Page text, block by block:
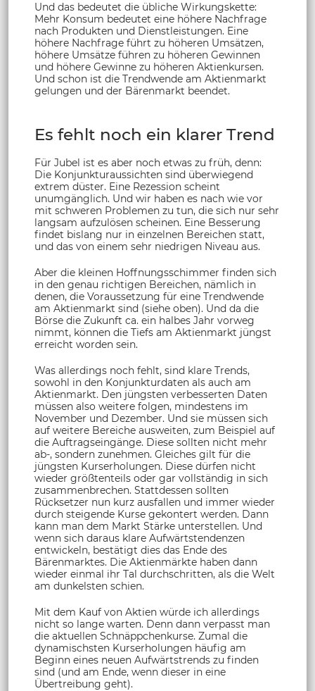
Und das bedeutet die übliche Wirkungskette:
Mehr Konsum bedeutet eine höhere Nachfrage
nach Produkten und Dienstleistungen. Eine
höhere Nachfrage führt zu höheren Umsätzen,
höhere Umsätze führen zu höheren Gewinnen
und höhere Gewinne zu höheren Aktienkursen.
Und schon ist die Trendwende am Aktienmarkt
gelungen und der Bärenmarkt beendet.
Es fehlt noch ein klarer Trend
Für Jubel ist es aber noch etwas zu früh, denn:
Die Konjunkturaussichten sind überwiegend
extrem düster. Eine Rezession scheint
unumgänglich. Und wir haben es nach wie vor
mit schweren Problemen zu tun, die sich nur sehr
langsam aufzulösen scheinen. Eine Besserung
findet bislang nur in einzelnen Bereichen statt,
und das von einem sehr niedrigen Niveau aus.
Aber die kleinen Hoffnungsschimmer finden sich
in den genau richtigen Bereichen, nämlich in
denen, die Voraussetzung für eine Trendwende
am Aktienmarkt sind (siehe oben). Und da die
Börse die Zukunft ca. ein halbes Jahr vorweg
nimmt, können die Tiefs am Aktienmarkt jüngst
erreicht worden sein.
Was allerdings noch fehlt, sind klare Trends,
sowohl in den Konjunkturdaten als auch am
Aktienmarkt. Den jüngsten verbesserten Daten
müssen also weitere folgen, mindestens im
November und Dezember. Und sie müssen sich
auf weitere Bereiche ausweiten, zum Beispiel auf
die Auftragseingänge. Diese sollten nicht mehr
ab-, sondern zunehmen. Gleiches gilt für die
jüngsten Kurserholungen. Diese dürfen nicht
wieder größtenteils oder gar vollständig in sich
zusammenbrechen. Stattdessen sollten
Rücksetzer nun kurz ausfallen und immer wieder
durch steigende Kurse gekontert werden. Dann
kann man dem Markt Stärke unterstellen. Und
wenn sich daraus klare Aufwärtstendenzen
entwickeln, bestätigt dies das Ende des
Bärenmarktes. Die Aktienmärkte haben dann
wieder einmal ihr Tal durchschritten, als die Welt
am dunkelsten schien.
Mit dem Kauf von Aktien würde ich allerdings
nicht so lange warten. Denn dann verpasst man
die aktuellen Schnäppchenkurse. Zumal die
dynamischsten Kurserholungen häufig am
Beginn eines neuen Aufwärtstrends zu finden
sind (und am Ende, wenn dieser in eine
Übertreibung geht).